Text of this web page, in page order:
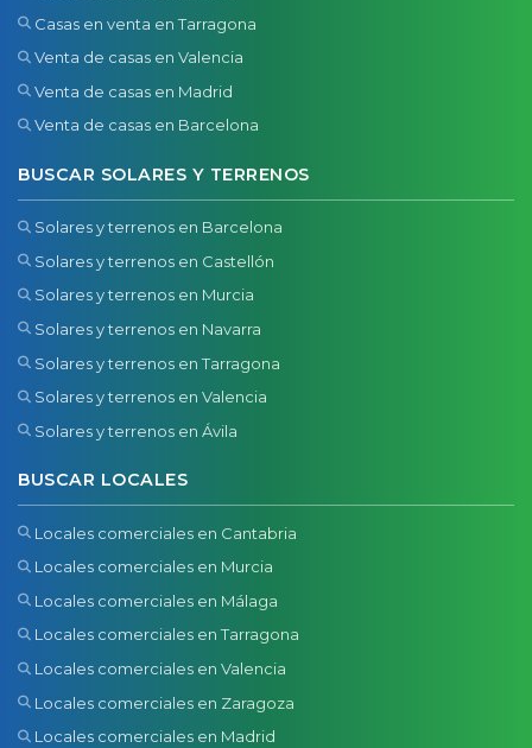
Casas en venta en Tarragona
Venta de casas en Valencia
Venta de casas en Madrid
Venta de casas en Barcelona
BUSCAR SOLARES Y TERRENOS
Solares y terrenos en Barcelona
Solares y terrenos en Castellón
Solares y terrenos en Murcia
Solares y terrenos en Navarra
Solares y terrenos en Tarragona
Solares y terrenos en Valencia
Solares y terrenos en Ávila
BUSCAR LOCALES
Locales comerciales en Cantabria
Locales comerciales en Murcia
Locales comerciales en Málaga
Locales comerciales en Tarragona
Locales comerciales en Valencia
Locales comerciales en Zaragoza
Locales comerciales en Madrid